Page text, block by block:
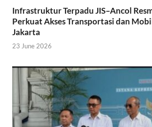
Infrastruktur Terpadu JIS–Ancol
Perkuat Akses Transportasi dan
Jakarta
23 June 2026